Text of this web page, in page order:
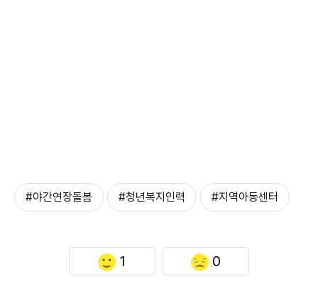
#야간연장돌봄 #청년복지인력 #지역아동센터
1 0